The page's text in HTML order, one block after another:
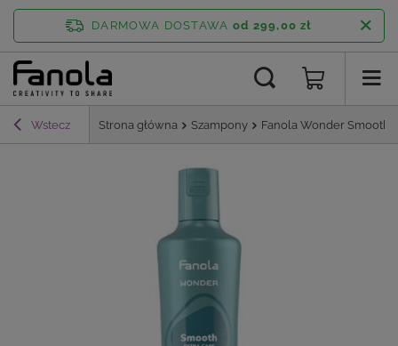
DARMOWA DOSTAWA od 299,00 zł
Wstecz Strona główna Szampony Fanola Wonder Smooth